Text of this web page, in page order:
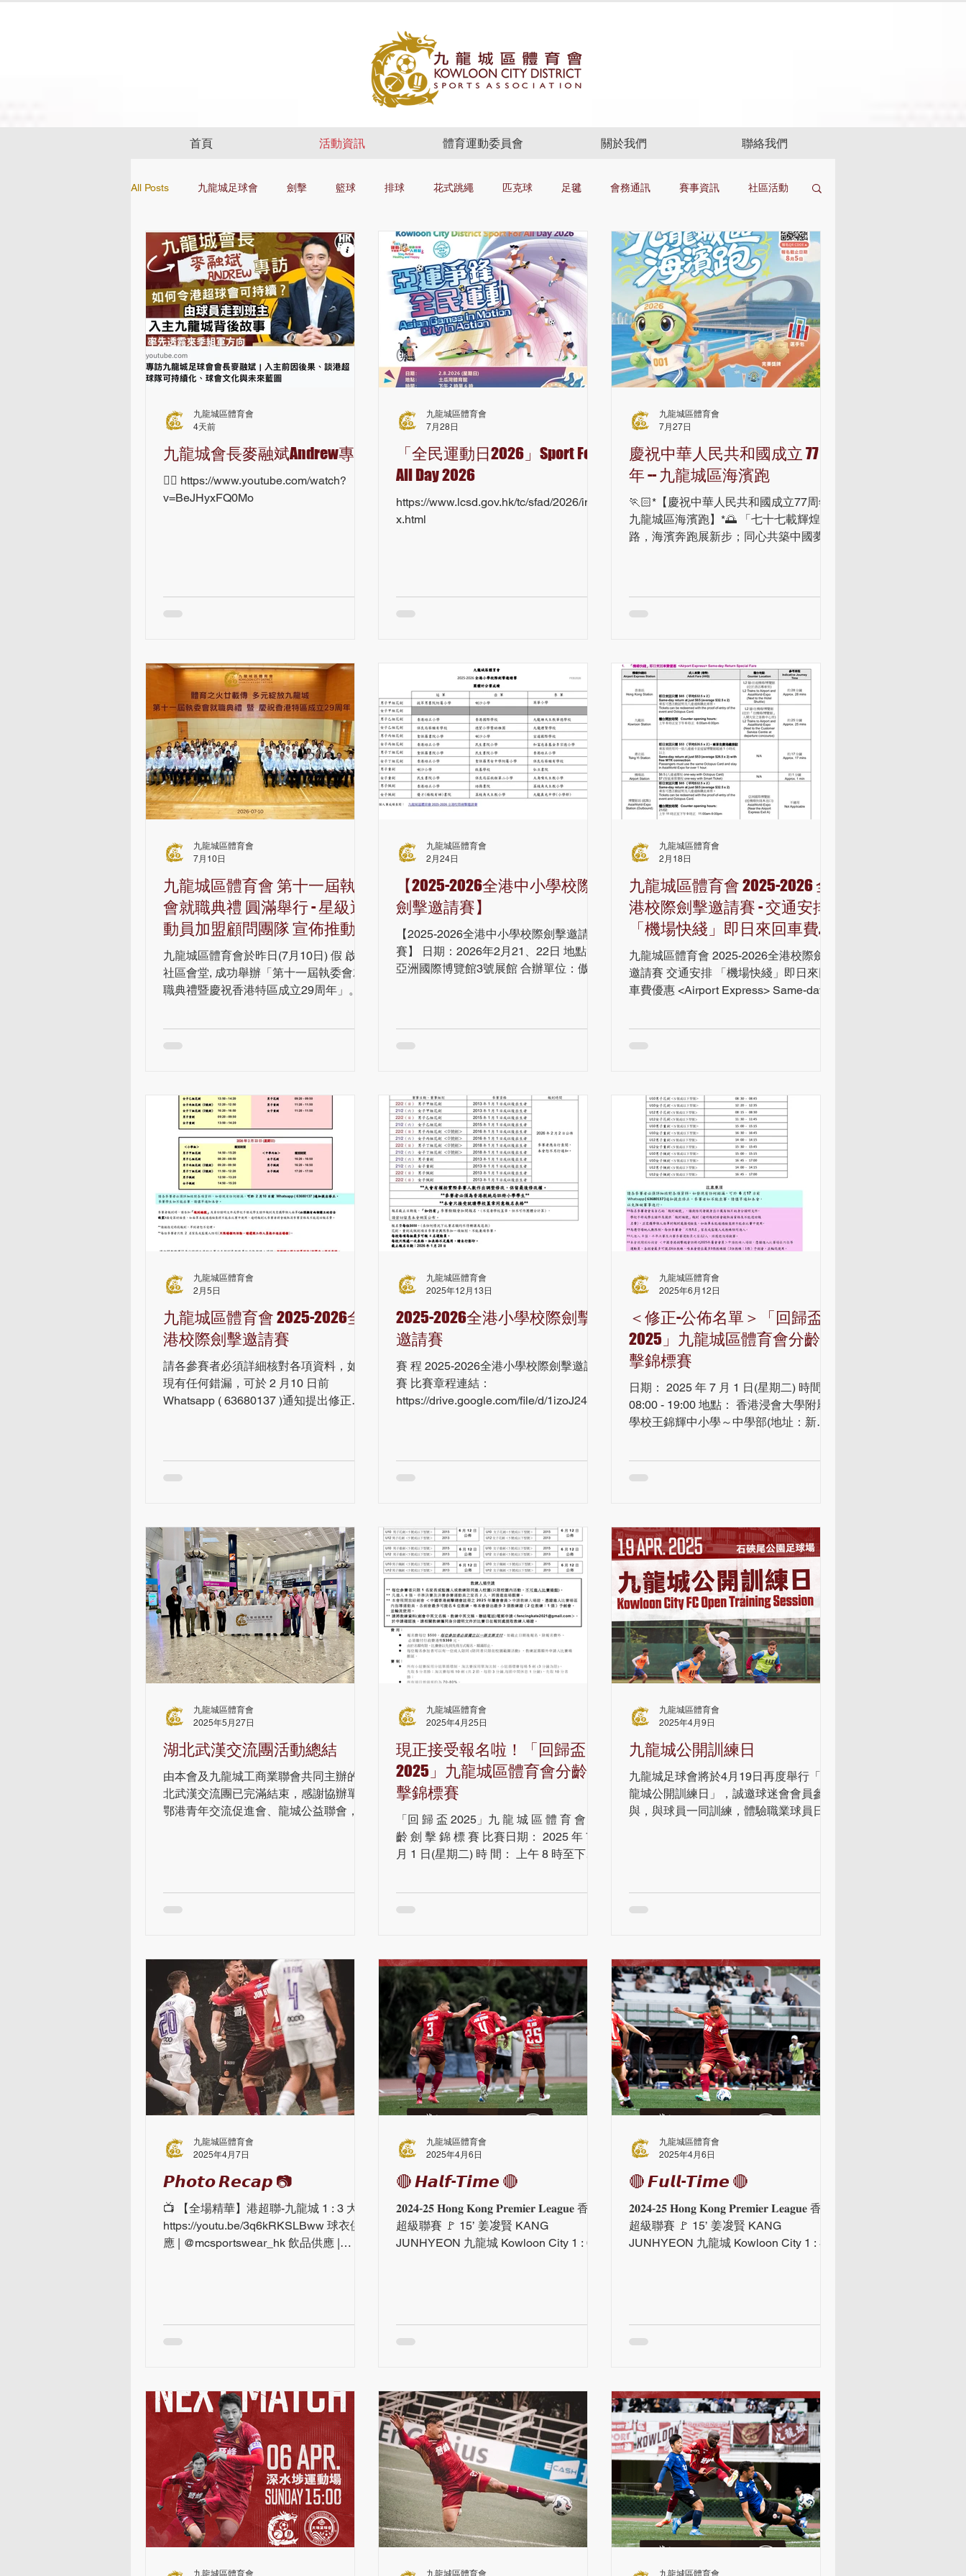
首頁 活動資訊 體育運動委員會 關於我們 聯絡我們
All Posts 九龍城足球會 劍擊 籃球 排球 花式跳繩 匹克球 足毽 會務通訊 賽事資訊 社區活動
24前足球資訊
九龍城會長麥融斌Andrew專訪
👇🏻 https://www.youtube.com/watch?
v=BeJHyxFQ0Mo
九龍城區體育會
4天前
「全民運動日2026」Sport For
All Day 2026
https://www.lcsd.gov.hk/tc/sfad/2026/inde
x.html
九龍城區體育會
7月28日
慶祝中華人民共和國成立 77 周
年 -- 九龍城區海濱跑
🏃🏻*【慶祝中華人民共和國成立77周年--
九龍城區海濱跑】*🌅 「七十七載輝煌
路，海濱奔跑展新步；同心共築中國夢，
$280 1️⃣0️⃣公里挑戰組（設有獎金）
$280 *3公里開心組（雙人）8歲-15歲參
加者必須有成人陪同參加👩🏻‍🤝‍👨🏼 *報
名選手將獲得選手包及跑手衫；凡完成賽
事者，均獲完賽獎牌及獎品以作紀念！🏅
🎁 *10公里賽事將會申請香港田徑總會認
可賽事 報名方式 1. 掃描海報QR CODE
2. 點擊以下連接：
https://in.njuko.com/-1780649753861
九龍城區體育會
7月27日
九龍城區體育會 第十一屆執委
會就職典禮 圓滿舉行 - 星級運
動員加盟顧問團隊 宣佈推動多
項體育社區化大計
九龍城區體育會於昨日(7月10日) 假 啟德
社區會堂, 成功舉辦「第十一屆執委會就
職典禮暨慶祝香港特區成立29周年」。活
執委會宣佈將以「體育之火廿載傳 多元
長廖永通先生致歡迎辭時,回顧了體育會
自2005年成立以來的豐碩成果。他特別
讚揚「九龍城」足球隊歷史性踏上香港超
級聯賽的最高職業舞台, 為區爭光;同時劍
擊、足毽、花式跳繩等項目亦持續蓬勃發
展。廖會長強調,踏入新一屆,體育會將在
傳承優良基石的同時,把發展重心放在
「社區連結與推廣」上。為落實運動多元
化及社區化,體育會正積極拓展籃球、排
球、匹克球、長跑、羽毛球、網球、攀
備成立專屬的龍舟隊,期望讓體育走入社
分。 九龍城區體育會主席何迪夫先生在
致謝辭中指出, 九龍城區擁有深厚的傳統
與新興的建設,是一個充滿多元文化的社
區。他深信在推動運動「普及化」、「社
區化」及「精英化」的進程中,「人」是
最關
九龍城區體育會
7月10日
【2025-2026全港中小學校際
劍擊邀請賽】
【2025-2026全港中小學校際劍擊邀請
賽】 日期：2026年2月21、22日 地點：
亞洲國際博覽館3號展館 合辦單位：傲智
賽做好準備。 在此，謹向親臨現場打氣
的各位老師、家長、教練及同學們致上最
誠摯的謝意。有您們的支持是本會發展的
源泉，會不斷努力將賽事質量提升。 個
人賽成績查閱：
https://www.fencingtimelive.com/tournam
ents/eventSchedule/A0CF116FD9684F
0A94438A00ADD9C380?
fbclid=IwY2xjawQKNKNleHRuA2FlbQIx
t3c3J0YwZhcHBfaWQQMjIyMDM5MTc4
ODIwMDg5MgABHo
九龍城區體育會
2月24日
九龍城區體育會 2025-2026 全
港校際劍擊邀請賽 - 交通安排
「機場快綫」即日來回車費優
惠
九龍城區體育會 2025-2026全港校際劍擊
邀請賽 交通安排 「機場快綫」即日來回
車費優惠 <Airport Express> Same-day
九龍城區體育會
2月18日
九龍城區體育會 2025-2026全
港校際劍擊邀請賽
請各參賽者必須詳細核對各項資料，如發
現有任何錯漏，可於 2 月10 日前
Whatsapp ( 63680137 )通知提出修正
九龍城區體育會
2月5日
2025-2026全港小學校際劍擊
邀請賽
賽 程 2025-2026全港小學校際劍擊邀請
賽 比賽章程連結：
https://drive.google.com/file/d/1izoJ24ltOj
九龍城區體育會
2025年12月13日
＜修正-公佈名單＞「回歸盃
2025」九龍城區體育會分齡劍
擊錦標賽
日期： 2025 年 7 月 1 日(星期二) 時間：
08:00 - 19:00 地點： 香港浸會大學附屬
學校王錦輝中小學～中學部(地址：新界
九龍城區體育會
2025年6月12日
湖北武漢交流團活動總結
由本會及九龍城工商業聯會共同主辦的湖
北武漢交流團已完滿結束，感謝協辦單位
鄂港青年交流促進會、龍城公益聯會，香
了解中國賽馬產業的發展 參觀武漢著名
景點，更拜訪武漢市委統戰部及駐武漢經
發展，也探討如何利用體育作為平台，推
動兩地經濟合作與文化交流。體育不僅是
健康與活力的象徵，更是連結社區與促進
友誼的橋樑。 與湖北省體育局副局長 鄭
李輝進行了交流 相信透過加強體育領域
的合作，同時也能吸引更多關注與資源，
推動武漢及香港的共同發展。本次活動的
成功離不開每位參與者的熱情與支持。透
過各類活動，我們不僅加深了對武漢及其
交流合作。各位嘉賓的積極參與與分享，
讓交流更加深入，收穫豐富。 期待未來
能持續加強與武漢的聯繫，共同推動兩地
的經濟與體育文化交流，為大家創造更多
的合作機會。 感謝大家的參與與支持！
希望大家在此次活動中
九龍城區體育會
2025年5月27日
現正接受報名啦！「回歸盃
2025」九龍城區體育會分齡劍
擊錦標賽
「回 歸 盃 2025」九 龍 城 區 體 育 會 分
齡 劍 擊 錦 標 賽 比賽日期： 2025 年 7
月 1 日(星期二) 時 間： 上午 8 時至下午
安睦里6號 ) 報名費用： HK$500/每項 截
時間＞
九龍城區體育會
2025年4月25日
九龍城公開訓練日
九龍城足球會將於4月19日再度舉行「九
龍城公開訓練日」，誠邀球迷會會員參
與，與球員一同訓練，體驗職業球員日常
九龍城區體育會
2025年4月9日
𝙋𝙝𝙤𝙩𝙤 𝙍𝙚𝙘𝙖𝙥 📷
📺 【全場精華】港超聯-九龍城 1 : 3 大埔
https://youtu.be/3q6kRKSLBww 球衣供
應 | @mcsportswear_hk 飲品供應 |
九龍城區體育會
2025年4月7日
🔴 𝙃𝙖𝙡𝙛-𝙏𝙞𝙢𝙚 🔴
𝟐𝟎𝟐𝟒-𝟐𝟓 𝐇𝐨𝐧𝐠 𝐊𝐨𝐧𝐠 𝐏𝐫𝐞𝐦𝐢𝐞𝐫 𝐋𝐞𝐚𝐠𝐮𝐞 香港
超級聯賽 🚩 15’ 姜𠗕賢 KANG
JUNHYEON 九龍城 Kowloon City 1 : 0
九龍城區體育會
2025年4月6日
🔴 𝙁𝙪𝙡𝙡-𝙏𝙞𝙢𝙚 🔴
𝟐𝟎𝟐𝟒-𝟐𝟓 𝐇𝐨𝐧𝐠 𝐊𝐨𝐧𝐠 𝐏𝐫𝐞𝐦𝐢𝐞𝐫 𝐋𝐞𝐚𝐠𝐮𝐞 香港
超級聯賽 🚩 15’ 姜𠗕賢 KANG
JUNHYEON 九龍城 Kowloon City 1 : 3
九龍城區體育會
2025年4月6日
九龍城區體育會 九龍城區體育會 九龍城區體育會